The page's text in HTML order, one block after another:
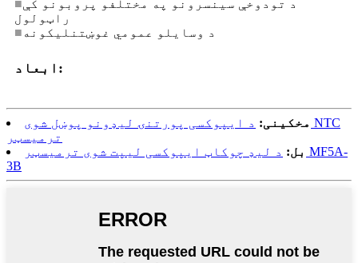
■د تودوخې سینسرونو په مختلفو پروبونو کې
راټولول
■ د وسایلو عمومي غوښتنلیکونه
ابعاد:
مخکینی: د ایپوکسی پورتنۍ لیډونو پوښل شوی NTC
ترمیسټر
بل: د لیډ چوکاټ ایپوکسی لیپت شوی ترمیسټر MF5A-
3B